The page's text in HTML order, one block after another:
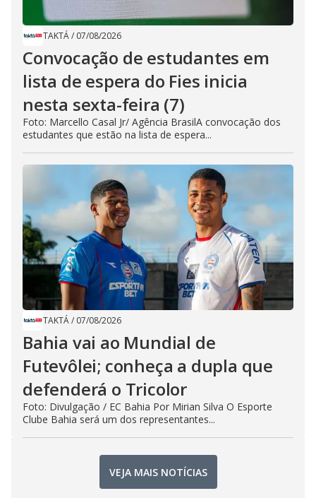
TAKTÁ/ 07/08/2026
Convocação de estudantes em
lista de espera do Fies inicia
nesta sexta-feira (7)
Foto: Marcello Casal Jr/ Agência BrasilA convocação dos
estudantes que estão na lista de espera...
TAKTÁ/ 07/08/2026
Bahia vai ao Mundial de
Futevôlei; conheça a dupla que
defenderá o Tricolor
Foto: Divulgação / EC Bahia Por Mirian Silva O Esporte
Clube Bahia será um dos representantes...
VEJA MAIS NOTÍCIAS